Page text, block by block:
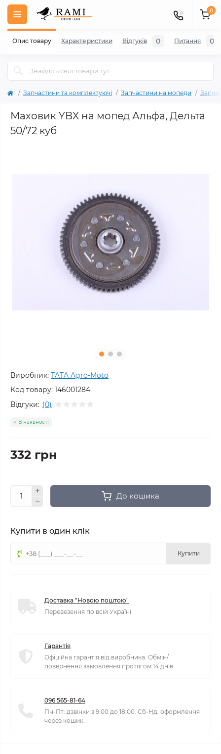
0
Запчастини та комплектуючі Запчастини на мопеди
Маховик YBX на мопед Альфа, Дельта
50/72 куб
Виробник: TATA Agro-Moto
Код товару: 146001284
Відгуки: (0)
В наявності
332 грн
До кошика
Купити в один клік
Купити
Доставка "Новою поштою"
Перевезення по всій Україні
Гарантія
Офіційна гарантія від виробника. Обмін/
повернення замовлення протягом 14 днів
096 565-81-64
Пн-Пт: дзвінки з 9:00 до 18:00. Сб-Нд: оформлення
через кошик.
Опис товару Характеристики Відгуків 0 Питання 0